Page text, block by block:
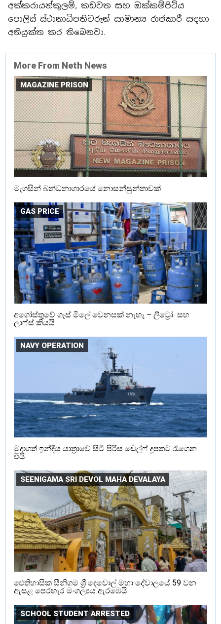
අක්කරායන්කුලම්, කඩවත සහ ඔක්කම්පිටිය
පොලිස් ස්ථානාධිපතිවරුන් සාමාන්‍ය රාජකාරී සදහා
අනියුක්ත කර තිබෙනවා.
More From Neth News
MAGAZINE PRISON
මැගසින් බන්ධනාගාරයේ නොසන්සුන්තාවක්
GAS PRICE
අගෝස්තුවේ ගෑස් මිලේ වෙනසක් නැහැ – ලිට්‍රෝ සහ
ලාෆ්ස් කියයි
NAVY OPERATION
මුදාගත් ඉන්දීය යාත්‍රාවේ සිටි පිරිස ඩෙල්ෆ් දූපතට රැගෙන
එයි
SEENIGAMA SRI DEVOL MAHA DEVALAYA
ඓතිහාසික සීනිගම ශ්‍රී දෙවොල් මහා දේවාලයේ 59 වන
ඇසළ පෙරහැර මංගල්‍යය ඇරඹෙයි
SCHOOL STUDENT ARRESTED